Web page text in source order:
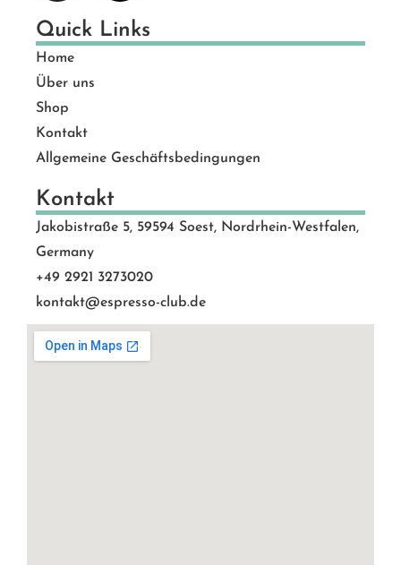
Quick Links
Home
Über uns
Shop
Kontakt
Allgemeine Geschäftsbedingungen
Kontakt
Jakobistraße 5, 59594 Soest, Nordrhein-Westfalen,
Germany
+49 2921 3273020
kontakt@espresso-club.de